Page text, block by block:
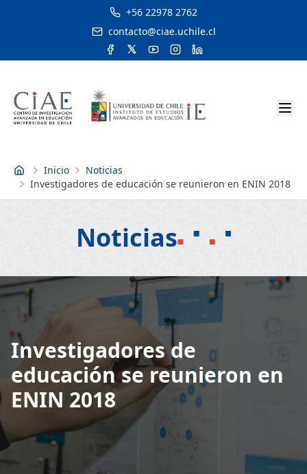
+56 22978 2762
contacto@ciae.uchile.cl
Inicio Inicio
Noticias
Investigadores de educación se reunieron en ENIN 2018
Noticias
Investigadores de
educación se reunieron en
ENIN 2018